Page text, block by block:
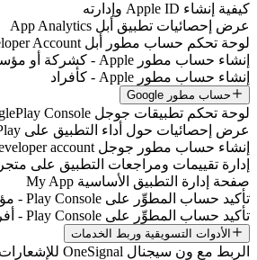
كيفية إنشاء Apple ID وإدارته
عرض إحصائيات تطبيق أبل App Analytics
لوحة تحكم حساب مطور أبل Apple Developer Account
إنشاء حساب مطور Apple - كشركة أو مؤسسة
إنشاء حساب مطور Apple - كأفراد
حساب مطور Google
لوحة تحكم تطبيقات جوجل GooglePlay Console
عرض إحصائيات حول أداء التطبيق على Google Play
إنشاء حساب مطور جوجل Google Play Developer account
إدارة تقييمات ومراجعات التطبيق على متجر Google play
صفحة إدارة التطبيق الأساسية My App
تأكيد حساب المطوِّر على Play Console - مؤسسة
تأكيد حساب المطوِّر على Play Console - أفراد
الأدوات التسويقية وربط الخدمات
الربط مع ون سيجنال OneSignal للإشعارات الفورية